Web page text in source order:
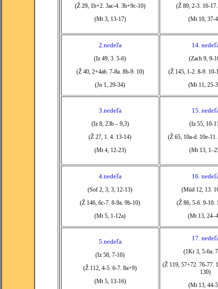
(Ž 29, 1b+2. 3ac-4. 3b+9c-10)
(Mt 3, 13-17)
(Ž 89, 2-3. 16-
(Mt 10, 37-
2.nedeľa
(Iz 49, 3. 5-6)
(Ž 40, 2+4ab. 7-8a. 8b-9. 10)
(Jn 1, 29-34)
14.
(Zach 9, 9-
(Ž 145, 1-2. 8-9. 10-
(Mt 11, 25-
3.nedeľa
(Iz 8, 23b – 9,3)
(Ž 27, 1. 4. 13-14)
(Mt 4, 12-23)
15.
(Iz 55, 10-
(Ž 65, 10a-d. 10e-
(Mt 13,
4.nedeľa
(Sof 2, 3; 3, 12-13)
(Ž 146, 6c-7. 8-9a. 9b-10)
(Mt 5, 1-12a)
16.
(Múd 12, 13.
(Ž 86, 5-6. 9-10.
(Mt 13,
5.nedeľa
(Iz 58, 7-10)
(Ž 112, 4-5. 6-7. 8a+9)
(Mt 5, 13-16)
17.
(1Kr 3, 5-6a.
(Ž 119, 57+72. 76-77.
130)
(Mt 13, 44-